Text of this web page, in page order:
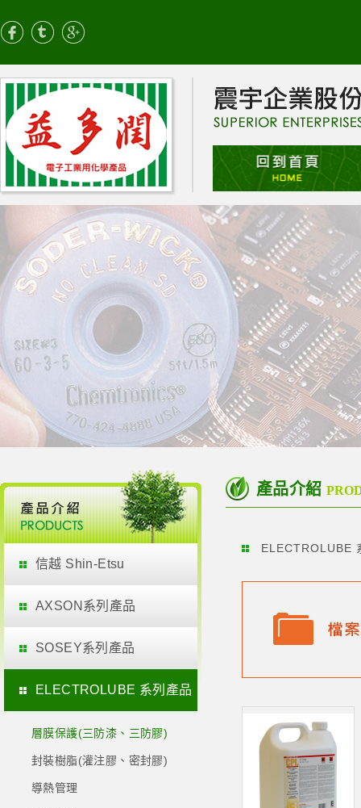
信越 Shin-Etsu
AXSON系列產品
SOSEY系列產品
ELECTROLUBE 系列產品
層膜保護(三防漆、三防膠)
封裝樹脂(灌注膠、密封膠)
導熱管理
產品介紹
ELECTROLUBE